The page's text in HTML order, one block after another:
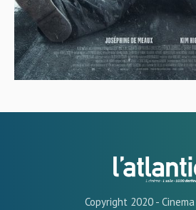
Copyright 2020 -